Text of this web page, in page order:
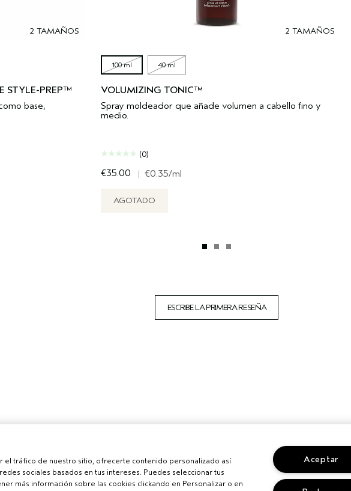
2 TAMAÑOS
STYLE-PREP™
base,
2 TAMAÑOS
100 ml 40 ml
VOLUMIZING TONIC™
Spray moldeador que añade volumen a cabello fino y
medio.
(0)
€35.00 | €0.35/ml
AGOTADO
ESCRIBE LA PRIMERA RESEÑA
el tráfico de nuestro sitio, ofrecerte contenido personalizado así
sociales basados en tus intereses. Puedes seleccionar tus
más información sobre las cookies clickando en Personalizar o en
Aceptar